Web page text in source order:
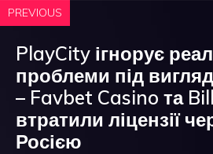
PREVIOUS
PlayCity ігнорує
проблеми під
– Favbet Casino та
втратили ліцензії
Росією